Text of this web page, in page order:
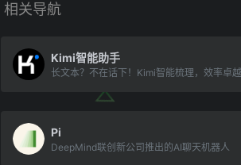
相关导航
Kimi智能助手
长文本？不在话下！Kimi智能梳理，效率卓越
Pi
DeepMind联创新公司推出的AI聊天机器人